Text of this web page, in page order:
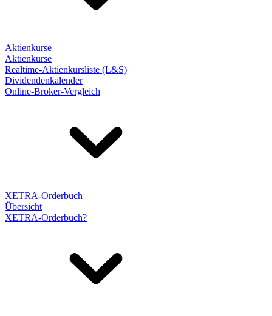
Aktienkurse
Aktienkurse
Realtime-Aktienkursliste (L&S)
Dividendenkalender
Online-Broker-Vergleich
XETRA-Orderbuch
Übersicht
XETRA-Orderbuch?